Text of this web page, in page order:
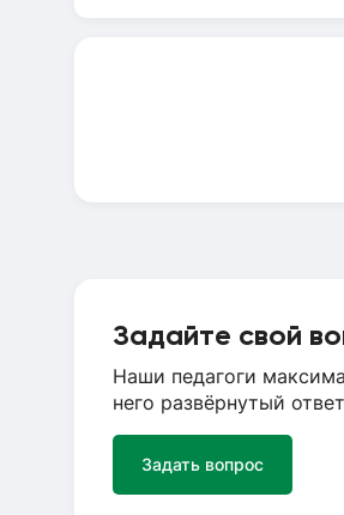
Задайте свой
Наши педагоги
него развёрнутый
Задать вопрос